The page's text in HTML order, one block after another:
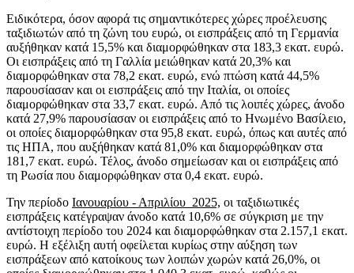
Ειδικότερα, όσον αφορά τις σημαντικότερες χώρες προέλευσης
ταξιδιωτών από τη ζώνη του ευρώ, οι εισπράξεις από τη Γερμανία
αυξήθηκαν κατά 15,5% και διαμορφώθηκαν στα 183,3 εκατ. ευρώ.
Οι εισπράξεις από τη Γαλλία μειώθηκαν κατά 20,3% και
διαμορφώθηκαν στα 78,2 εκατ. ευρώ, ενώ πτώση κατά 44,5%
παρουσίασαν και οι εισπράξεις από την Ιταλία, οι οποίες
διαμορφώθηκαν στα 33,7 εκατ. ευρώ. Από τις λοιπές χώρες, άνοδο
κατά 27,9% παρουσίασαν οι εισπράξεις από το Ηνωμένο Βασίλειο,
οι οποίες διαμορφώθηκαν στα 95,8 εκατ. ευρώ, όπως και αυτές από
τις ΗΠΑ, που αυξήθηκαν κατά 81,0% και διαμορφώθηκαν στα
181,7 εκατ. ευρώ. Τέλος, άνοδο σημείωσαν και οι εισπράξεις από
τη Ρωσία που διαμορφώθηκαν στα 0,4 εκατ. ευρώ.
Την περίοδο Ιανουαρίου - Απριλίου 2025, οι ταξιδιωτικές
εισπράξεις κατέγραψαν άνοδο κατά 10,6% σε σύγκριση με την
αντίστοιχη περίοδο του 2024 και διαμορφώθηκαν στα 2.157,1 εκατ.
ευρώ. Η εξέλιξη αυτή οφείλεται κυρίως στην αύξηση των
εισπράξεων από κατοίκους των λοιπών χωρών κατά 26,0%, οι